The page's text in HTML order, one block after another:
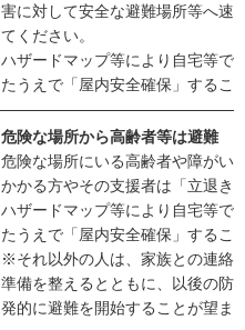
害に対して安全な避難場所等へ速
てください。
ハザードマップ等により自宅等で
たうえで「屋内安全確保」するこ
危険な場所から高齢者等は避難
危険な場所にいる高齢者や障がい
かかる方やその支援者は「立退き
ハザードマップ等により自宅等で
たうえで「屋内安全確保」するこ
※それ以外の人は、家族との連絡
準備を整えるとともに、以後の防
発的に避難を開始することが望ま